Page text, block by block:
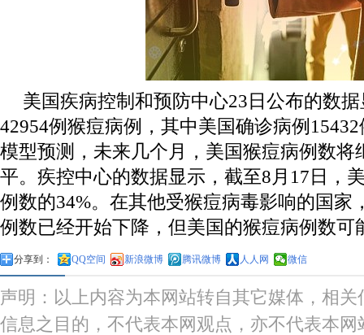
美国疾病控制和预防中心23日公布的数
42954例猴痘病例，其中美国确诊病例
模型预测，未来几个月，美国猴痘病例数将
平。疾控中心的数据显示，截至8月17日，
例数的34%。在其他受猴痘病毒影响的国家
例数已经开始下降，但美国的猴痘病例数可
分享到： QQ空间 新浪微博 腾讯微博 人人网 微信
声明：以上内容为本网站转自其它媒体，相
信息之目的，不代表本网观点，亦不代表本